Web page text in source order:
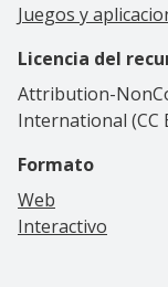
Juegos y
Licencia del
Attribution-
International (CC
Formato
Web
Interactivo